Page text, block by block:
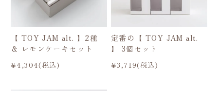
【 TOY JAM alt. 】2種
＆ レモンケーキセット
¥4,304(税込)
定番の【 TOY JAM alt.
】 3個セット
¥3,719(税込)